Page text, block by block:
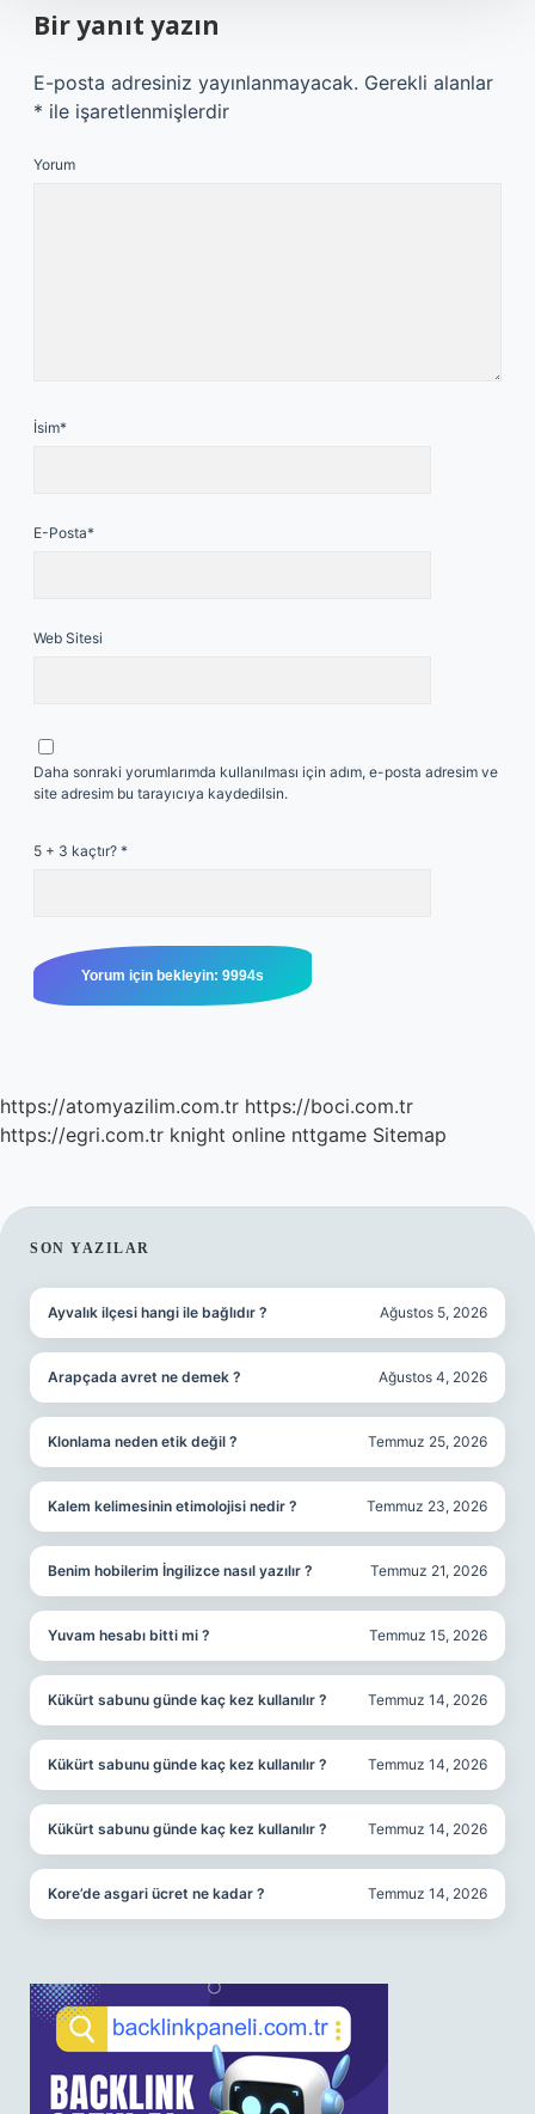
Bir yanıt yazın
E-posta adresiniz yayınlanmayacak. Gerekli alanlar
* ile işaretlenmişlerdir
Yorum
İsim*
E-Posta*
Web Sitesi
Daha sonraki yorumlarımda kullanılması için adım, e-posta adresim ve
site adresim bu tarayıcıya kaydedilsin.
5 + 3 kaçtır? *
https://atomyazilim.com.tr https://boci.com.tr
https://egri.com.tr knight online nttgame Sitemap
SIDEBAR
SON YAZILAR
Ayvalık ilçesi hangi ile bağlıdır ? Ağustos 5, 2026
Arapçada avret ne demek ? Ağustos 4, 2026
Klonlama neden etik değil ? Temmuz 25, 2026
Kalem kelimesinin etimolojisi nedir ? Temmuz 23, 2026
Benim hobilerim İngilizce nasıl yazılır ? Temmuz 21, 2026
Yuvam hesabı bitti mi ? Temmuz 15, 2026
Kükürt sabunu günde kaç kez kullanılır ? Temmuz 14, 2026
Kükürt sabunu günde kaç kez kullanılır ? Temmuz 14, 2026
Kükürt sabunu günde kaç kez kullanılır ? Temmuz 14, 2026
Kore’de asgari ücret ne kadar ? Temmuz 14, 2026